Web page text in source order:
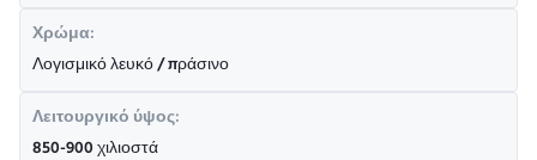
Χρώμα:
Λογισμικό λευκό / πράσινο
Λειτουργικό ύψος:
850-900 χιλιοστά